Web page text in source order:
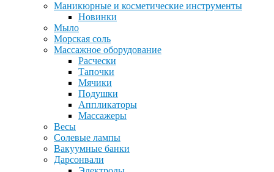
Маникюрные и косметические инструменты
Новинки
Мыло
Морская соль
Массажное оборудование
Расчески
Тапочки
Мячики
Подушки
Аппликаторы
Массажеры
Весы
Солевые лампы
Вакуумные банки
Дарсонвали